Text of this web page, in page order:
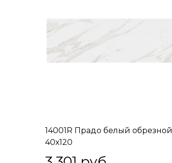
14001R Прадо белый обрезной
40х120